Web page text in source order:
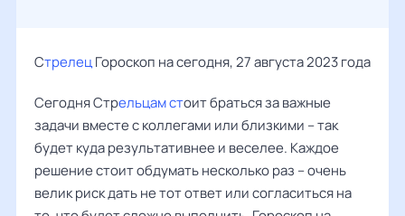
СтрелецГороскоп на сегодня, 27 августа 2023 года
Сегодня Стрельцам стоит браться за важные
задачи вместе с коллегами или близкими – так
будет куда результативнее и веселее. Каждое
решение стоит обдумать несколько раз – очень
велик риск дать не тот ответ или согласиться на